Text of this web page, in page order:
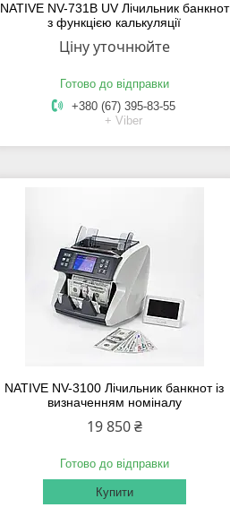
NATIVE NV-731B UV Лічильник банкнот
з функцією калькуляції
Ціну уточнюйте
Готово до відправки
+380 (67) 395-83-55
+ Viber
NATIVE NV-3100 Лічильник банкнот із
визначенням номіналу
19 850 ₴
Готово до відправки
Купити